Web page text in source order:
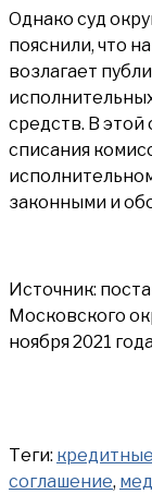
Однако суд
пояснили, что
возлагает
средств. В
списания
законными и
Источник:
Московского
ноября 2021
Теги:
соглашение,